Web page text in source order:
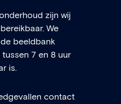
zijn wij
We
beeldbank
7 en 8 uur
is.
contact